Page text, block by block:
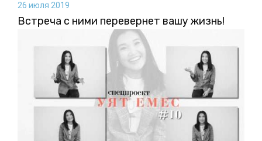
26 июля 2019
Встреча с ними перевернет вашу жизнь!